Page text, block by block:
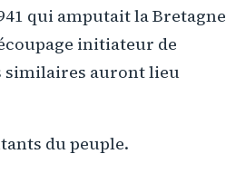
qui amputait la Bretagne
initiateur de
similaires auront lieu
du peuple.